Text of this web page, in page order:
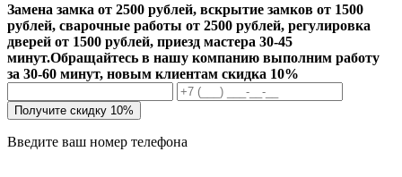
Замена замка от 2500 рублей, вскрытие замков от 1500
рублей, сварочные работы от 2500 рублей, регулировка
дверей от 1500 рублей, приезд мастера 30-45
минут.Обращайтесь в нашу компанию выполним работу
за 30-60 минут, новым клиентам скидка 10%
Получите скидку 10%
Введите ваш номер телефона